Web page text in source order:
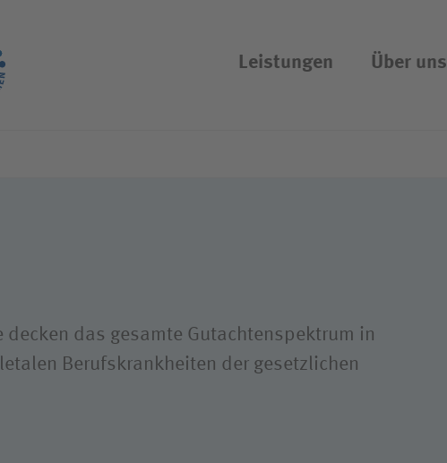
Leistungen Über uns
Qualität
Hygiene
decken das gesamte Gutachtenspektrum in
Berufskrankheiten der gesetzlichen